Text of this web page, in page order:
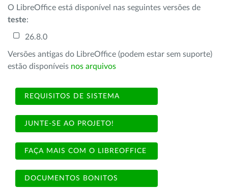
O LibreOffice está disponível nas seguintes versões de
teste:
26.8.0
Versões antigas do LibreOffice (podem estar sem suporte)
estão disponíveis nos arquivos
REQUISITOS DE SISTEMA
JUNTE-SE AO PROJETO!
FAÇA MAIS COM O LIBREOFFICE
DOCUMENTOS BONITOS